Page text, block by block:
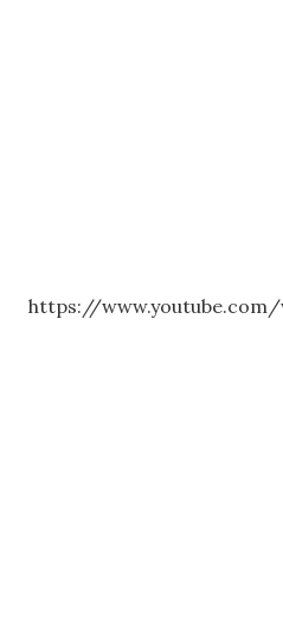
https://www.youtube.com/